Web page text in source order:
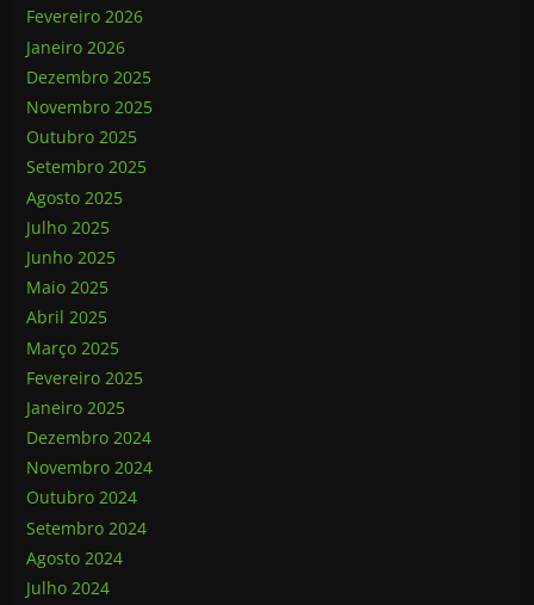
Fevereiro 2026
Janeiro 2026
Dezembro 2025
Novembro 2025
Outubro 2025
Setembro 2025
Agosto 2025
Julho 2025
Junho 2025
Maio 2025
Abril 2025
Março 2025
Fevereiro 2025
Janeiro 2025
Dezembro 2024
Novembro 2024
Outubro 2024
Setembro 2024
Agosto 2024
Julho 2024